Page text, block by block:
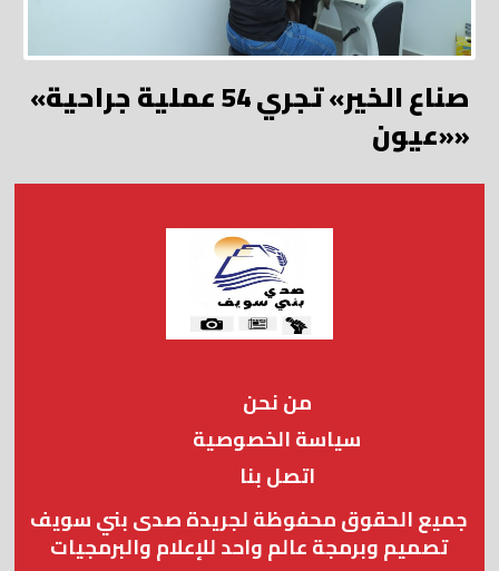
«صناع الخير» تجري 54 عملية جراحية
«عيون»
من نحن
سياسة الخصوصية
اتصل بنا
جميع الحقوق محفوظة لجريدة صدى بني سويف
تصميم وبرمجة عالم واحد للإعلام والبرمجيات